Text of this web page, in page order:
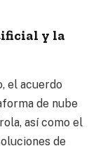
y la
el acuerdo
de nube
así como el
de